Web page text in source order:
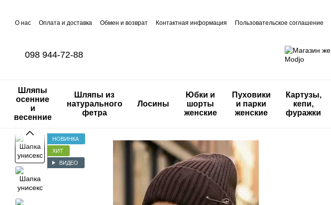
О нас Оплата и доставка Обмен и возврат Контактная информация Пользовательское соглашение
098 944-72-88
Шляпы
осенние
и
весенние
Шляпы из
натурального
фетра
Лосины
Юбки и
шорты
женские
Пуховики
и парки
женские
Картузы,
кепи,
фуражки
НОВИНКА
ХИТ
ВИДЕО